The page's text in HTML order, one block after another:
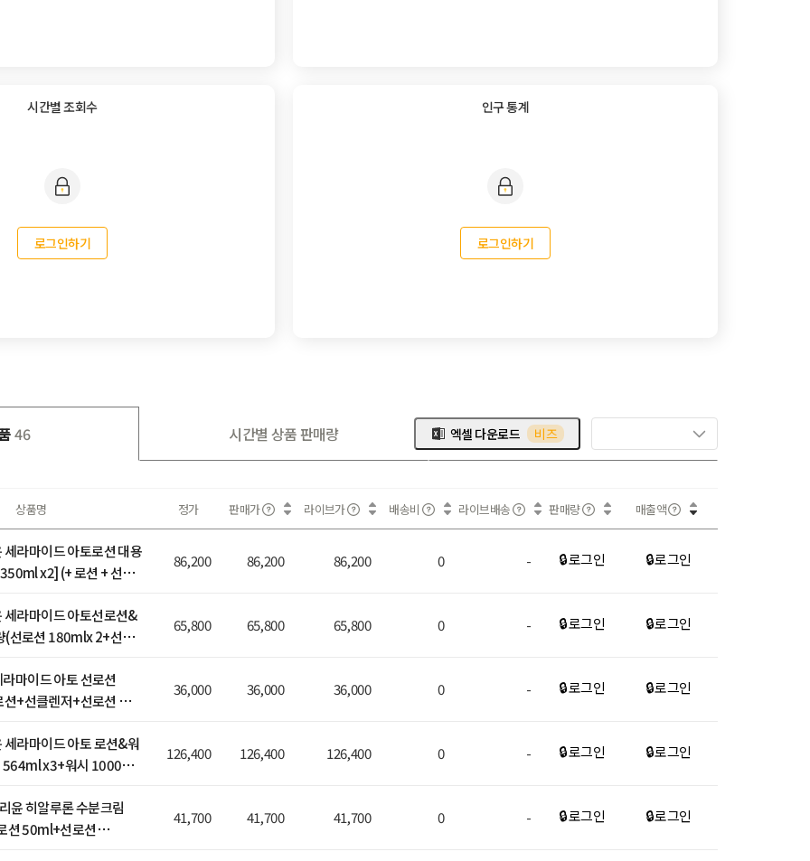
시간별 조회수
로그인하기
인구 통계
로그인하기
46 시간별 상품 판매량 엑셀 다운로드 비즈
상품명 정가 판매가 라이브가 배송비 라이브배송 판매량 매출액
라마이드 아토로션 대용
x2] (+ 로션 + 선로
86,200 86,200 86,200 0 - 🔒 로그인 🔒 로그인
라마이드 아토선로션&
(선로션 180mlx 2+선클
65,800 65,800 65,800 0 - 🔒 로그인 🔒 로그인
마이드 아토 선로션
+선클렌저+선로션 증
36,000 36,000 36,000 0 - 🔒 로그인 🔒 로그인
라마이드 아토 로션&워
564ml x3+워시 1000ml
126,400 126,400 126,400 0 - 🔒 로그인 🔒 로그인
윤 히알루론 수분크림
션 50ml+선로션
41,700 41,700 41,700 0 - 🔒 로그인 🔒 로그인